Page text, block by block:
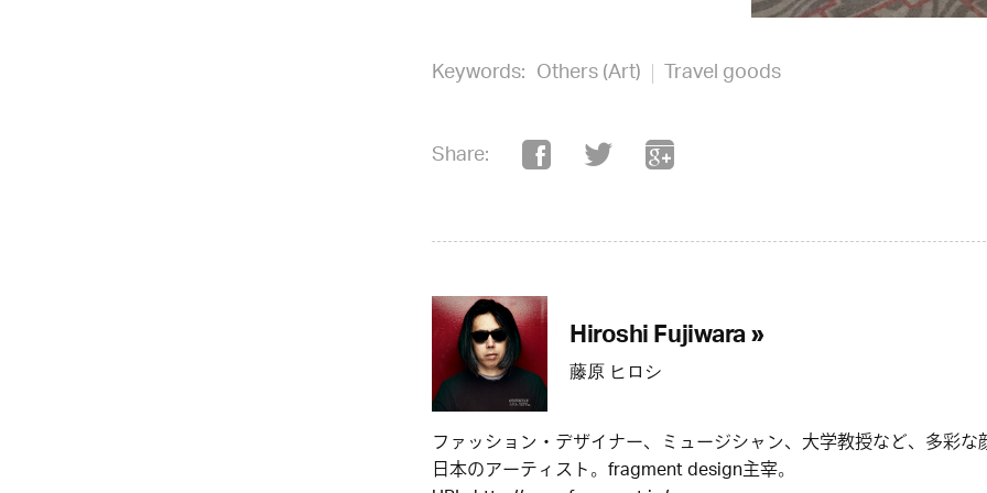
Keywords: Others (Art) Travel goods
Share:
Hiroshi Fujiwara »
藤原 ヒロシ
ファッション・デザイナー、ミュージシャン、大学教授など、多彩な
日本のアーティスト。fragment design主宰。